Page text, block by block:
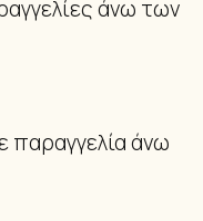
άνω των
άνω